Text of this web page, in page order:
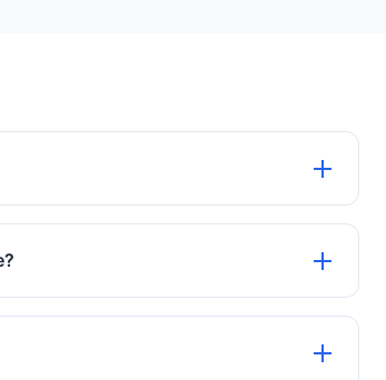
कोई छिपा हुआ शुल्क नहीं है।
free to use with no hidden charges.